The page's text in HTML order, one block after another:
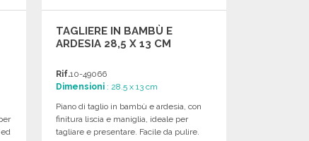
TAGLIERE IN BAMBÙ E
ARDESIA 28,5 X 13 CM
Rif.10-49066
Dimensioni : 28.5 x 13 cm
Piano di taglio in bambù e ardesia, con
finitura liscia e maniglia, ideale per
tagliare e presentare. Facile da pulire.